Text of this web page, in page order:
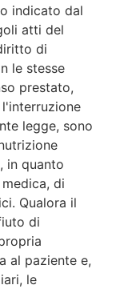
indicato dal
atti del
di
le stesse
prestato,
legge, sono
in quanto
di
Qualora il
di
al paziente e,
le